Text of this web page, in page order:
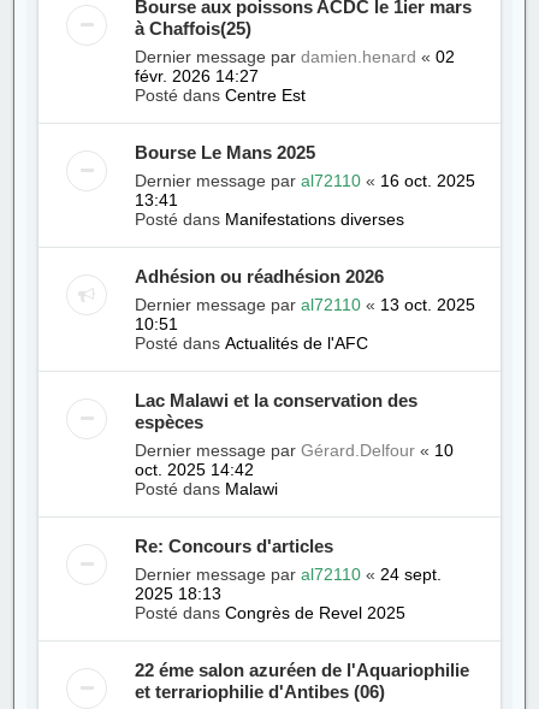
Bourse aux poissons ACDC le 1ier mars
à Chaffois(25)
Dernier message pardamien.henard «02
févr. 2026 14:27
Posté dansCentre Est
Bourse Le Mans 2025
Dernier message paral72110 « 16 oct. 2025
13:41
Posté dans Manifestations diverses
Adhésion ou réadhésion 2026
Dernier message paral72110 « 13 oct. 2025
10:51
Posté dansActualités de l'AFC
Lac Malawi et la conservation des
espèces
Dernier message parGérard.Delfour « 10
oct. 2025 14:42
Posté dans Malawi
Re: Concours d'articles
Dernier message paral72110 « 24 sept.
2025 18:13
Posté dansCongrès de Revel 2025
22 éme salon azuréen de l'Aquariophilie
et terrariophilie d'Antibes (06)